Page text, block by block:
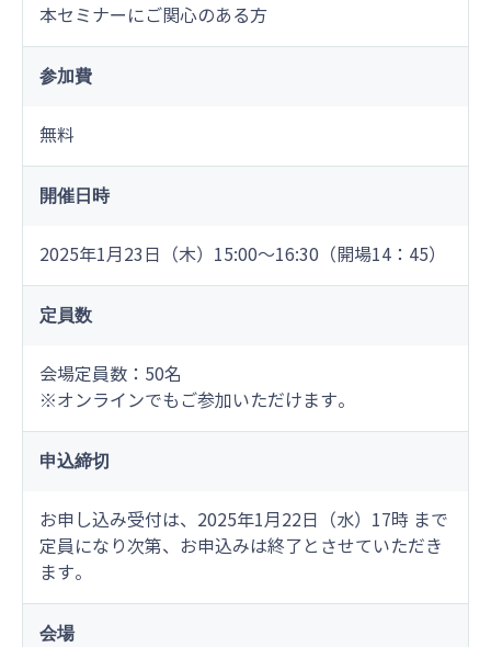
本セミナーにご関心のある方
参加費
無料
開催日時
2025年1月23日（木）15:00～16:30 （開場14：45）
定員数
会場定員数：50名
※オンラインでもご参加いただけます。
申込締切
お申し込み受付は、2025年1月22日（水）17時 まで
定員になり次第、お申込みは終了とさせていただき
ます。
会場